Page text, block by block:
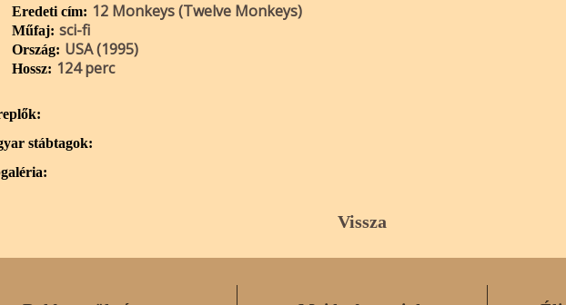
Eredeti cím: 12 Monkeys (Twelve Monkeys)
Műfaj: sci-fi
Ország: USA (1995)
Hossz: 124 perc
stábtagok:
Vissza